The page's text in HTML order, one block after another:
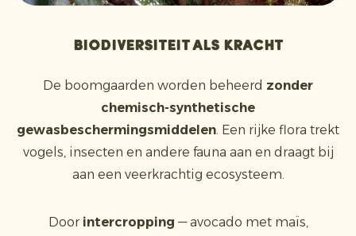
Biodiversiteit als kracht
De boomgaarden worden beheerd zonder
chemisch-synthetische
gewasbeschermingsmiddelen. Een rijke flora trekt
vogels, insecten en andere fauna aan en draagt bij
aan een veerkrachtig ecosysteem.
Door intercropping — avocado met maïs,